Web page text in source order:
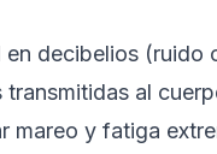
en decibelios
al
mareo y fatiga